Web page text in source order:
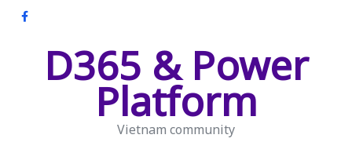
Skip
D365 & Power
Platform
Vietnam community